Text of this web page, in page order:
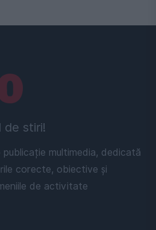
de stiri!
publicație multimedia, dedicată
corecte, obiective și
de activitate